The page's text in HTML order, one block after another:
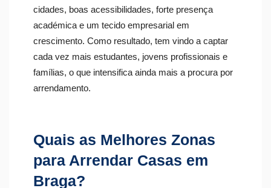
cidades, boas acessibilidades, forte presença
académica e um tecido empresarial em
crescimento. Como resultado, tem vindo a captar
cada vez mais estudantes, jovens profissionais e
famílias, o que intensifica ainda mais a procura por
arrendamento.
Quais as Melhores Zonas
para Arrendar Casas em
Braga?